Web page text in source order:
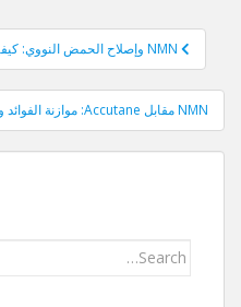
آخر
الملاحة
NMN وإصلاح الحمض النووي: كيفية تقليل العوامل الوراثية في حب الشباب
NMN مقابل Accutane: موازنة الفوائد والمخاطر لحب الشباب الشديد
بحث